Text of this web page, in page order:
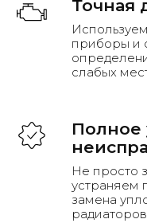
Точная
приборы и
слабых
Полное
Не просто
устраняем
замена